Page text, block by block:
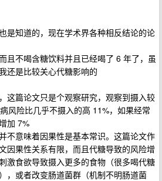
是知道的，现在学术界各种相反结论的论
且不喝含糖饮料并且已经喝了 6 年了，虽
还是比较关心代糖影响的
这篇论文只是个观察研究，观察到摄入较
风险比几乎不摄入的高 11%，如果经常
加 7%
不意味着因果性是基本常识。这篇论文作
因果性关系有限，而且代糖导致的风险增
激食欲导致摄入更多的食物（很多喝代糖
，或者改变肠道菌群（机制不明肠道菌